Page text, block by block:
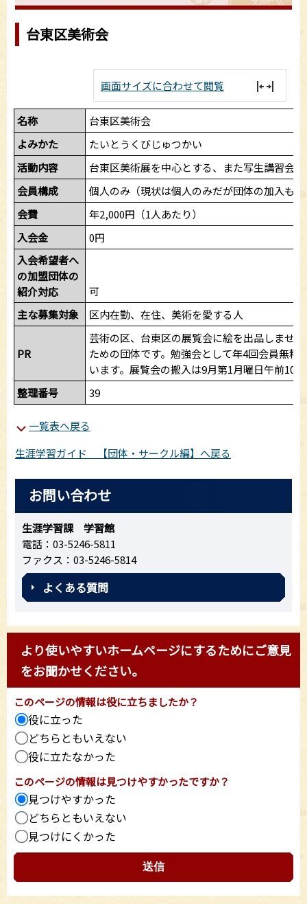
台東区美術会
画面サイズに合わせて閲覧
名称
台東区美術会
よみかた
たいとうくびじゅつかい
活動内容
台東区美術展を中心とする、また写生講習会
会員構成
個人のみ（現状は個人のみだが団体の加入も
会費
年2,000円（1人あたり）
入会金
0円
入会希望者へ
の加盟団体の
紹介対応
可
主な募集対象
区内在勤、在住、美術を愛する人
PR
芸術の区、台東区の展覧会に絵を出品しませ
ための団体です。勉強会として年4回会員無料
います。展覧会の搬入は9月第1月曜日午前10
整理番号
39
一覧表へ戻る
生涯学習ガイド 【団体・サークル編】へ戻る
お問い合わせ
生涯学習課 学習館
電話：03-5246-5811
ファクス：03-5246-5814
よくある質問
より使いやすいホームページにするためにご意見
をお聞かせください。
このページの情報は役に立ちましたか？
役に立った
どちらともいえない
役に立たなかった
このページの情報は見つけやすかったですか？
見つけやすかった
どちらともいえない
見つけにくかった